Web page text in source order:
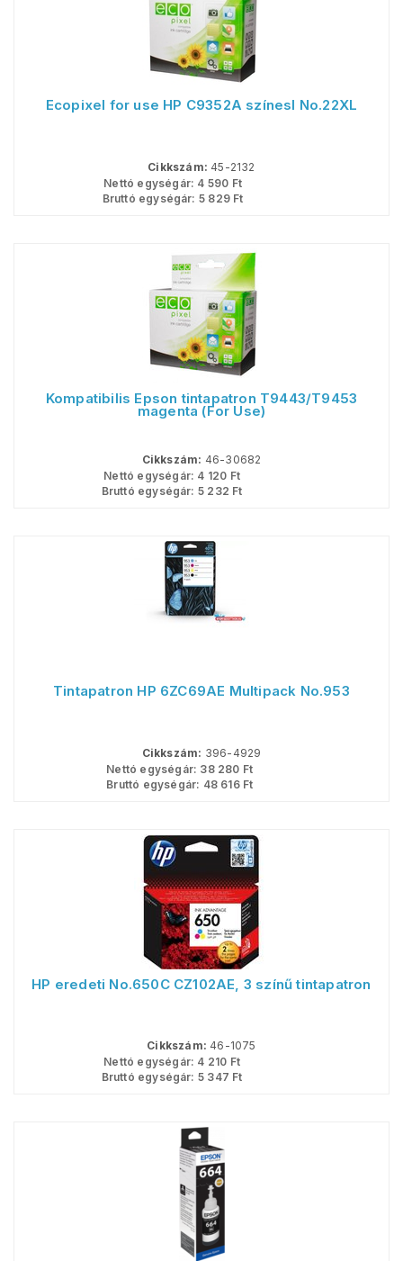
Ecopixel for use HP C9352A színesl No.22XL
Cikkszám: 45-2132
Nettó egységár: 4 590 Ft
Bruttó egységár: 5 829Ft
Kompatibilis Epson tintapatron T9443/T9453
magenta (For Use)
Cikkszám: 46-30682
Nettó egységár: 4 120 Ft
Bruttó egységár: 5 232 Ft
Tintapatron HP 6ZC69AE Multipack No.953
Cikkszám: 396-4929
Nettó egységár: 38 280 Ft
Bruttó egységár: 48 616Ft
HP eredeti No.650C CZ102AE, 3 színű tintapatron
Cikkszám: 46-1075
Nettó egységár: 4 210 Ft
Bruttó egységár: 5 347 Ft